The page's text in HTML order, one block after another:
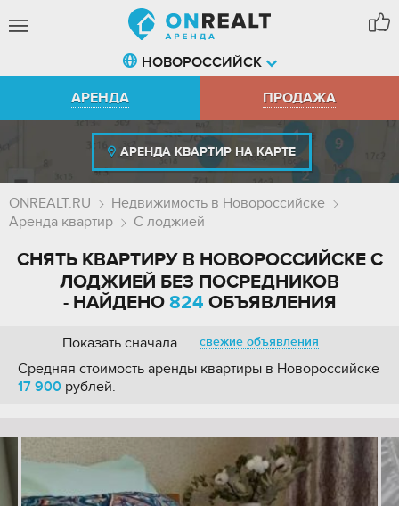
НОВОРОССИЙСК
АРЕНДА
ПРОДАЖА
АРЕНДА КВАРТИР НА КАРТЕ
ONREALT.RU
Недвижимость в Новороссийске
Аренда квартир
С лоджией
СНЯТЬ КВАРТИРУ В НОВОРОССИЙСКЕ С
ЛОДЖИЕЙ БЕЗ ПОСРЕДНИКОВ
- НАЙДЕНО 824 ОБЪЯВЛЕНИЯ
Показать сначала свежие объявления
Средняя стоимость аренды квартиры в Новороссийске
17 900 рублей.